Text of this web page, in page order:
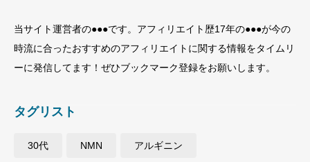
当サイト運営者の●●●です。アフィリエイト歴17年の●●●が今の
時流に合ったおすすめのアフィリエイトに関する情報をタイムリ
ーに発信してます！ぜひブックマーク登録をお願いします。
タグリスト
30代 NMN アルギニン